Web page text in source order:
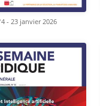
- 23 janvier 2026